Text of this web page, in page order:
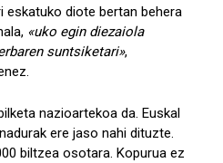
eskatuko diote bertan behera
«uko egin diezaiola
suntsiketari»,
nazioartekoa da. Euskal
ere jaso nahi dituzte.
biltzea osotara. Kopurua ez